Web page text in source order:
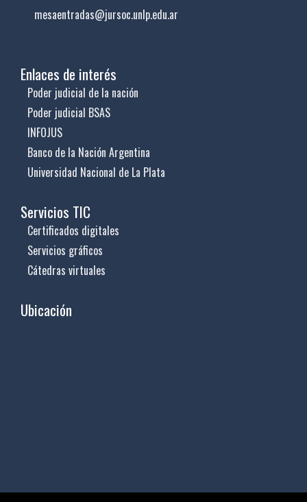
mesaentradas@jursoc.unlp.edu.ar
Enlaces de interés
Poder judicial de la nación
Poder judicial BSAS
INFOJUS
Banco de la Nación Argentina
Universidad Nacional de La Plata
Servicios TIC
Certificados digitales
Servicios gráficos
Cátedras virtuales
Ubicación